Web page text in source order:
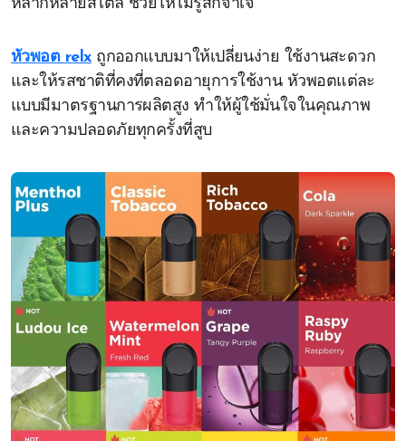
หลากหลายสไตล์ ช่วยให้ไม่รู้สึกจำเจ
หัวพอต relxถูกออกแบบมาให้เปลี่ยนง่าย ใช้งานสะดวก
และให้รสชาติที่คงที่ตลอดอายุการใช้งาน หัวพอตแต่ละ
แบบมีมาตรฐานการผลิตสูง ทำให้ผู้ใช้มั่นใจในคุณภาพ
และความปลอดภัยทุกครั้งที่สูบ